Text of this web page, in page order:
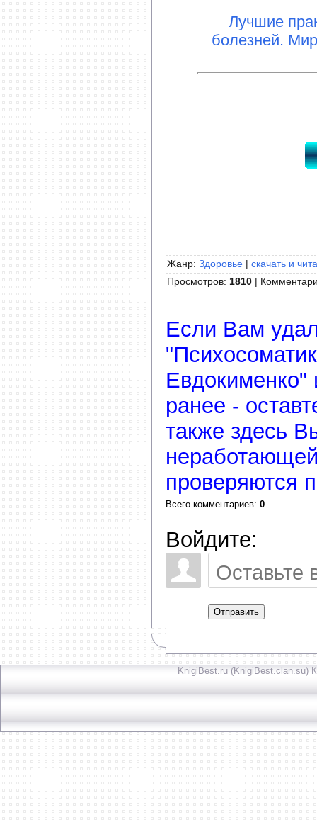
Лучшие
болезней.
Жанр: Здоровье | скачать и
Просмотров: 1810 |
Если Вам
Евдокименко"
ранее -
также здесь
проверяются
Всего комментариев: 0
Войдите:
Отправить
KnigiBest.ru (KnigiBest.clan.su)